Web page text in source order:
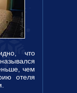
что
чем
отеля